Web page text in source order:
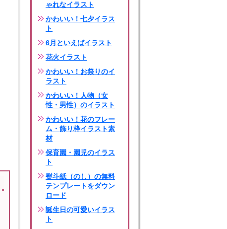
ゃれなイラスト
かわいい！七夕イラス
ト
6月といえばイラスト
花火イラスト
かわいい！お祭りのイ
ラスト
かわいい！人物（女
性・男性）のイラスト
かわいい！花のフレー
ム・飾り枠イラスト素
材
保育園・園児のイラス
ト
熨斗紙（のし）の無料
テンプレートをダウン
ロード
誕生日の可愛いイラス
ト